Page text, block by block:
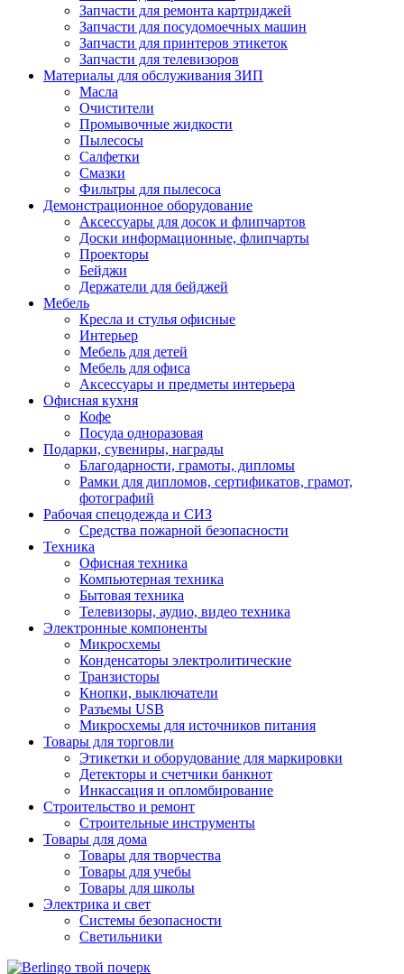
Запчасти для ремонта картриджей
Запчасти для посудомоечных машин
Запчасти для принтеров этикеток
Запчасти для телевизоров
Материалы для обслуживания ЗИП
Масла
Очистители
Промывочные жидкости
Пылесосы
Салфетки
Смазки
Фильтры для пылесоса
Демонстрационное оборудование
Аксессуары для досок и флипчартов
Доски информационные, флипчарты
Проекторы
Бейджи
Держатели для бейджей
Мебель
Кресла и стулья офисные
Интерьер
Мебель для детей
Мебель для офиса
Аксессуары и предметы интерьера
Офисная кухня
Кофе
Посуда одноразовая
Подарки, сувениры, награды
Благодарности, грамоты, дипломы
Рамки для дипломов, сертификатов, грамот,
фотографий
Рабочая спецодежда и СИЗ
Средства пожарной безопасности
Техника
Офисная техника
Компьютерная техника
Бытовая техника
Телевизоры, аудио, видео техника
Электронные компоненты
Микросхемы
Конденсаторы электролитические
Транзисторы
Кнопки, выключатели
Разъемы USB
Микросхемы для источников питания
Товары для торговли
Этикетки и оборудование для маркировки
Детекторы и счетчики банкнот
Инкассация и опломбирование
Строительство и ремонт
Строительные инструменты
Товары для дома
Товары для творчества
Товары для учебы
Товары для школы
Электрика и свет
Системы безопасности
Светильники